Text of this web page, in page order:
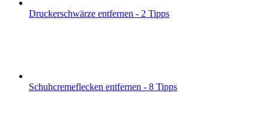
Druckerschwärze entfernen - 2 Tipps
Schuhcremeflecken entfernen - 8 Tipps